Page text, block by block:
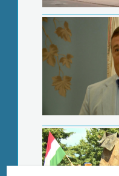
Borscsot is